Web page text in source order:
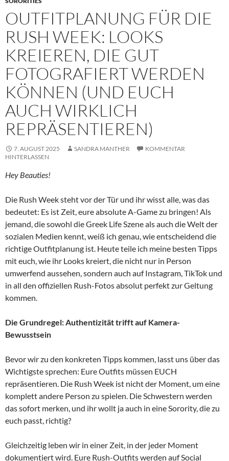
OUTFITPLANUNG FÜR DIE
RUSH WEEK: LOOKS
KREIEREN, DIE GUT
FOTOGRAFIERT WERDEN
KÖNNEN (UND EUCH
AUCH WIRKLICH
REPRÄSENTIEREN)
7. AUGUST 2025 SANDRA MANTHER
KOMMENTAR
HINTERLASSEN
Hey Beauties!
Die Rush Week steht vor der Tür und ihr wisst alle, was das
bedeutet: Es ist Zeit, eure absolute A-Game zu bringen! Als
jemand, die sowohl die Greek Life Szene als auch die Welt der
sozialen Medien kennt, weiß ich genau, wie entscheidend die
richtige Outfitplanung ist. Heute teile ich meine besten Tipps
mit euch, wie ihr Looks kreiert, die nicht nur in Person
umwerfend aussehen, sondern auch auf Instagram, TikTok und
in all den offiziellen Rush-Fotos absolut perfekt zur Geltung
kommen.
Die Grundregel: Authentizität trifft auf Kamera-
Bewusstsein
Bevor wir zu den konkreten Tipps kommen, lasst uns über das
Wichtigste sprechen: Eure Outfits müssen EUCH
repräsentieren. Die Rush Week ist nicht der Moment, um eine
komplett andere Person zu spielen. Die Schwestern werden
das sofort merken, und ihr wollt ja auch in eine Sorority, die zu
euch passt, richtig?
Gleichzeitig leben wir in einer Zeit, in der jeder Moment
dokumentiert wird. Eure Rush-Outfits werden auf Social